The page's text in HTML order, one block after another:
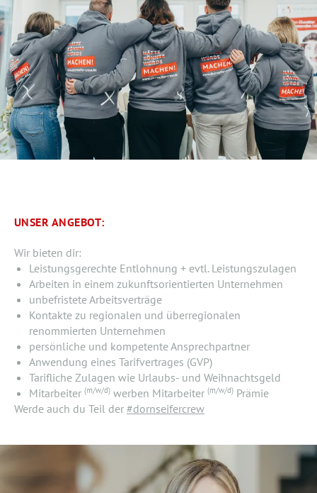
UNSER ANGEBOT:
Wir bieten dir:
Leistungsgerechte Entlohnung + evtl. Leistungszulagen
Arbeiten in einem zukunftsorientierten Unternehmen
unbefristete Arbeitsverträge
Kontakte zu regionalen und überregionalen
renommierten Unternehmen
persönliche und kompetente Ansprechpartner
Anwendung eines Tarifvertrages (GVP)
Tarifliche Zulagen wie Urlaubs- und Weihnachtsgeld
Mitarbeiter (m/w/d)werben Mitarbeiter (m/w/d)Prämie
Werde auch du Teil der #dornseifercrew